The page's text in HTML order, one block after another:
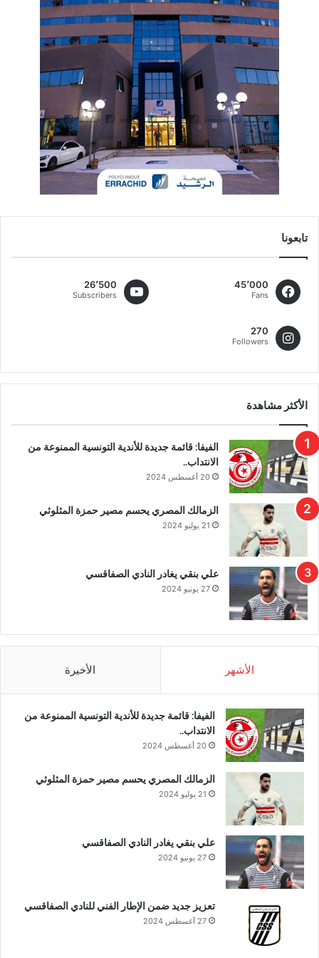
تابعونا
45٬000
Fans
26٬500
Subscribers
270
Followers
الأكثر مشاهدة
الفيفا: قائمة جديدة للأندية التونسية الممنوعة من
الانتداب..
20 أغسطس 2024
الزمالك المصري يحسم مصير حمزة المثلوثي
21 يوليو 2024
علي بنقي يغادر النادي الصفاقسي
27 يونيو 2024
الأشهر الأخيرة
الفيفا: قائمة جديدة للأندية التونسية الممنوعة من
الانتداب..
20 أغسطس 2024
الزمالك المصري يحسم مصير حمزة المثلوثي
21 يوليو 2024
علي بنقي يغادر النادي الصفاقسي
27 يونيو 2024
تعزيز جديد ضمن الإطار الفني للنادي الصفاقسي
27 أغسطس 2024